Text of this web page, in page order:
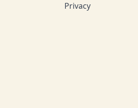
Privacy